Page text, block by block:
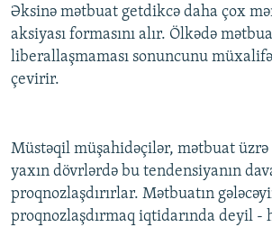
Əksinə mətbuat getdikcə daha çox
aksiyası formasını alır. Ölkədə
liberallaşmaması sonuncunu
çevirir.
Müstəqil müşahidəçilər, mətbuat üzrə
yaxın dövrlərdə bu tendensiyanın
proqnozlaşdırırlar. Mətbuatın
proqnozlaşdırmaq iqtidarında deyil -